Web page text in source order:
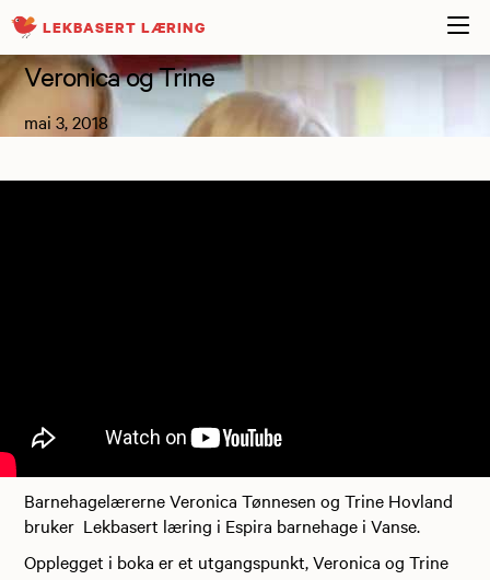
LEKBASERT LÆRING
Veronica og Trine
mai 3, 2018
Barnehagelærerne Veronica Tønnesen og Trine Hovland
bruker Lekbasert læring i Espira barnehage i Vanse.
Opplegget i boka er et utgangspunkt, Veronica og Trine